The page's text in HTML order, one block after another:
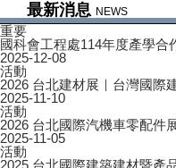
息
最新消息 NEWS
重要
國科會工程處114年度產學合
2025-12-08
活動
2025-11-10
活動
2025-11-05
活動